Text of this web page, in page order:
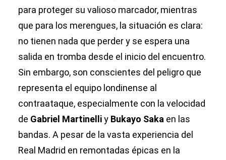
para proteger su valioso marcador, mientras
que para los merengues, la situación es clara:
no tienen nada que perder y se espera una
salida en tromba desde el inicio del encuentro.
Sin embargo, son conscientes del peligro que
representa el equipo londinense al
contraataque, especialmente con la velocidad
de Gabriel Martinelliy Bukayo Saka en las
bandas. A pesar de la vasta experiencia del
Real Madrid en remontadas épicas en la